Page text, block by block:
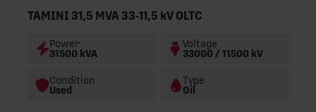
TAMINI 31,5 MVA 33-11,5 kV OLTC
Power
31500 kVA
Voltage
33000 / 11500 kV
Condition
Used
Type
Oil